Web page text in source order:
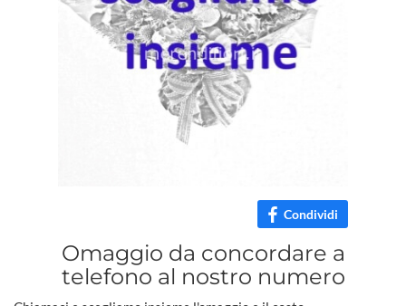
Condividi
Omaggio da concordare a
telefono al nostro numero